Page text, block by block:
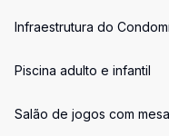
Infraestrutura do
Piscina adulto e infantil
Salão de jogos com